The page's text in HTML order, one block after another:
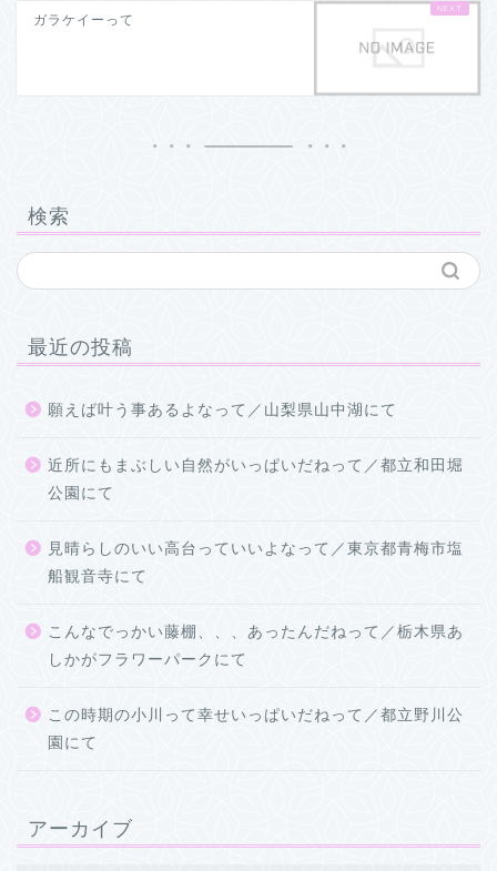
ガラケイーって
検索
最近の投稿
願えば叶う事あるよなって／山梨県山中湖にて
近所にもまぶしい自然がいっぱいだねって／都立和田堀
公園にて
見晴らしのいい高台っていいよなって／東京都青梅市塩
船観音寺にて
こんなでっかい藤棚、、、あったんだねって／栃木県あ
しかがフラワーパークにて
この時期の小川って幸せいっぱいだねって／都立野川公
園にて
アーカイブ